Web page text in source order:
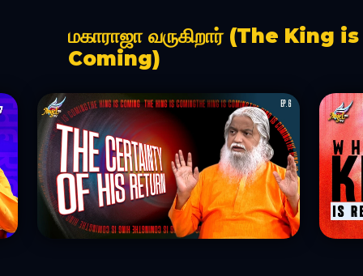
மகாராஜா வருகிறார் (The King is
Coming)